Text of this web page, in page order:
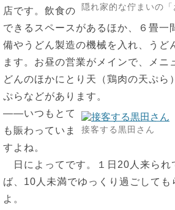
隠れ家的な佇まいの「
店です。飲食の
できるスペースがあるほか、６畳一
備やうどん製造の機械を入れ、うど
ます。お昼の営業がメインで、メニ
どんのほかにとり天（鶏肉の天ぷら
ぷらなどがあります。
接客する黒田さん
――いつもとて
も賑わっていま
すよね。
日によってです。１日20人来られ
ば、10人未満でゆっくり過ごしても
よ。